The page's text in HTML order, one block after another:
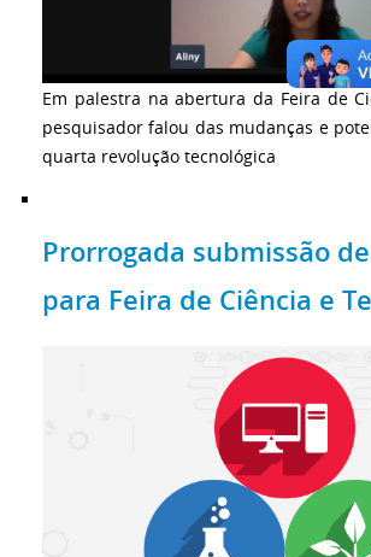
Em palestra na abertura da Feira de
pesquisador falou das mudanças e
quarta revolução tecnológica
Prorrogada submissão
para Feira de Ciência e